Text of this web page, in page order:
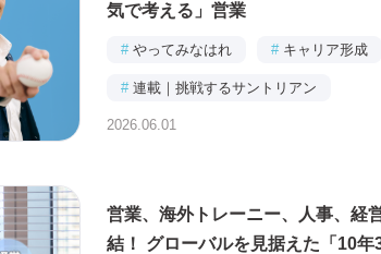
気で考える」営業
# やってみなはれ # キャリア形成
# 連載｜挑戦するサントリアン
2026.06.01
営業、海外トレーニー、人事、経
結！ グローバルを見据えた「10年3